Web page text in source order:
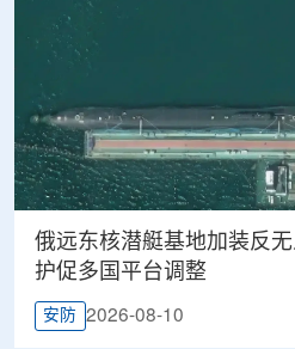
俄远东核潜艇基地加装反
护促多国平台调整
安防 2026-08-10